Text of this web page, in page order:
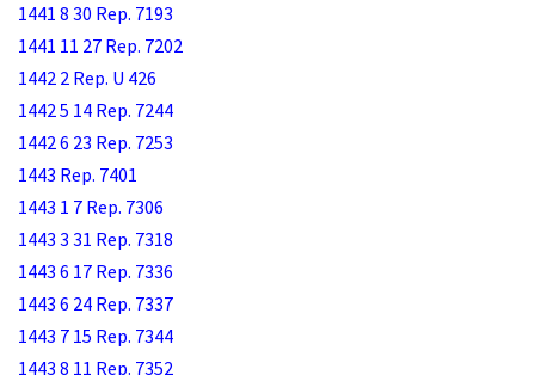
1441 8 30 Rep. 7193
1441 11 27 Rep. 7202
1442 2 Rep. U 426
1442 5 14 Rep. 7244
1442 6 23 Rep. 7253
1443 Rep. 7401
1443 1 7 Rep. 7306
1443 3 31 Rep. 7318
1443 6 17 Rep. 7336
1443 6 24 Rep. 7337
1443 7 15 Rep. 7344
1443 8 11 Rep. 7352